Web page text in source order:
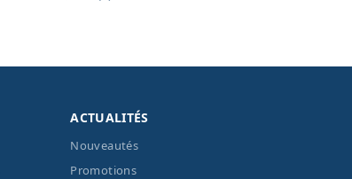
ACTUALITÉS
Nouveautés
Promotions